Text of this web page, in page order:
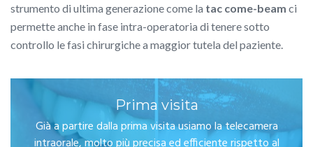
strumento di ultima generazione come la tac come-beam ci
permette anche in fase intra-operatoria di tenere sotto
controllo le fasi chirurgiche a maggior tutela del paziente.
Prima visita
Già a partire dalla prima visita usiamo la telecamera
intraorale, molto più precisa ed efficiente rispetto al